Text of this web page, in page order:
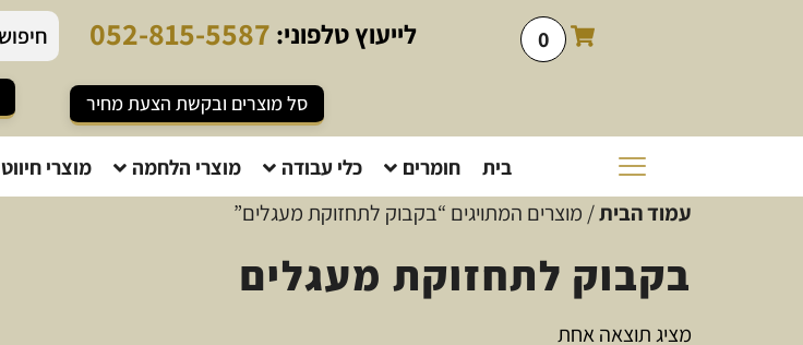
0 לייעוץטלפוני: 052-815-5587
סל מוצרים ובקשת הצעת מחיר
בית חומרים כלי עבודה מוצרי הלחמה מוצרי חיווט
עמוד הבית/ מוצרים המתויגים “בקבוק לתחזוקת מעגלים”
בקבוק לתחזוקת מעגלים
מציג תוצאה אחת